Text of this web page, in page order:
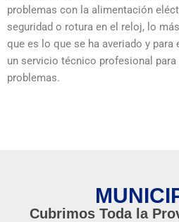
problemas con la alimentación
seguridad o rotura en el reloj, lo
que es lo que se ha averiado y
un servicio técnico profesional para
problemas.
Cubrimos Toda la